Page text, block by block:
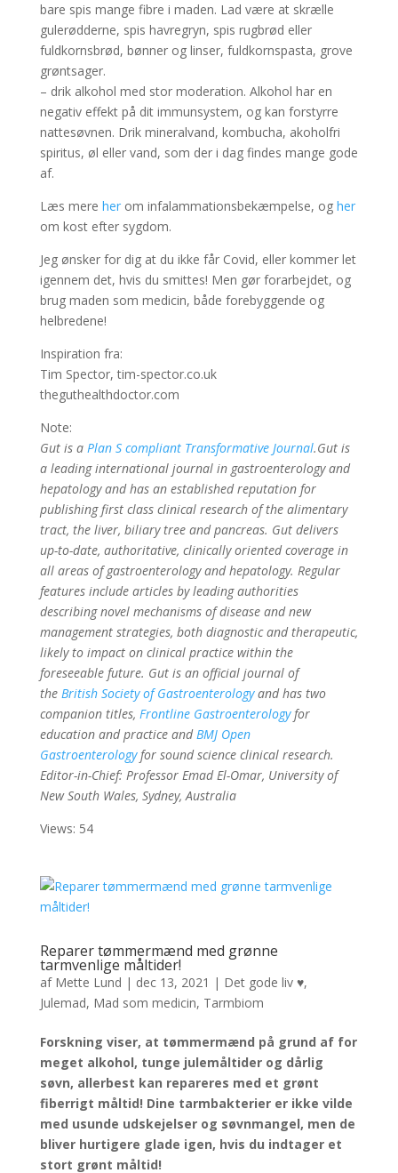
bare spis mange fibre i maden. Lad være at skrælle
gulerødderne, spis havregryn, spis rugbrød eller
fuldkornsbrød, bønner og linser, fuldkornspasta, grove
grøntsager.
– drik alkohol med stor moderation. Alkohol har en
negativ effekt på dit immunsystem, og kan forstyrre
nattesøvnen. Drik mineralvand, kombucha, akoholfri
spiritus, øl eller vand, som der i dag findes mange gode
af.
Læs mere herom infalammationsbekæmpelse, og her
om kost efter sygdom.
Jeg ønsker for dig at du ikke får Covid, eller kommer let
igennem det, hvis du smittes! Men gør forarbejdet, og
brug maden som medicin, både forebyggende og
helbredene!
Inspiration fra:
Tim Spector, tim-spector.co.uk
theguthealthdoctor.com
Note:
Gut is a Plan S compliant Transformative Journal.Gut is
a leading international journal in gastroenterology and
hepatology and has an established reputation for
publishing first class clinical research of the alimentary
tract, the liver, biliary tree and pancreas. Gut delivers
up-to-date, authoritative, clinically oriented coverage in
all areas of gastroenterology and hepatology. Regular
features include articles by leading authorities
describing novel mechanisms of disease and new
management strategies, both diagnostic and therapeutic,
likely to impact on clinical practice within the
foreseeable future. Gut is an official journal of
the British Society of Gastroenterologyand has two
companion titles, Frontline Gastroenterologyfor
education and practice andBMJ Open
Gastroenterologyfor sound science clinical research.
Editor-in-Chief: Professor Emad El-Omar, University of
New South Wales, Sydney, Australia
Views: 54
Reparer tømmermænd med grønne
tarmvenlige måltider!
af Mette Lund | dec 13, 2021 | Det gode liv ♥,
Julemad, Mad som medicin, Tarmbiom
Forskning viser, at tømmermænd på grund af for
meget alkohol, tunge julemåltider og dårlig
søvn, allerbest kan repareres med et grønt
fiberrigt måltid! Dine tarmbakterier er ikke vilde
med usunde udskejelser og søvnmangel, men de
bliver hurtigere glade igen, hvis du indtager et
stort grønt måltid!